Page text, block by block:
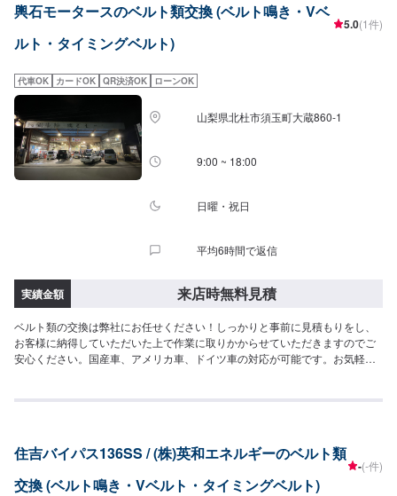
輿石モータースのベルト類交換 (ベルト鳴き・Vベ
ルト・タイミングベルト)
5.0(1件)
代車OK カードOK QR決済OK ローンOK
山梨県北杜市須玉町大蔵860-1
9:00 ~ 18:00
日曜・祝日
平均6時間で返信
実績金額 来店時無料見積
ベルト類の交換は弊社にお任せください！しっかりと事前に見積もりをし、
お客様に納得していただいた上で作業に取りかからせていただきますのでご
安心ください。国産車、アメリカ車、ドイツ車の対応が可能です。お気軽に
作業も得意としておりますので、ご予約をお待ちしております。カスタム(合
電気自動車に関する作業も得意としておりますので、弊社にお任せくださ
住吉バイパス136SS / (株)英和エネルギーのベルト類
交換 (ベルト鳴き・Vベルト・タイミングベルト)
-(-件)